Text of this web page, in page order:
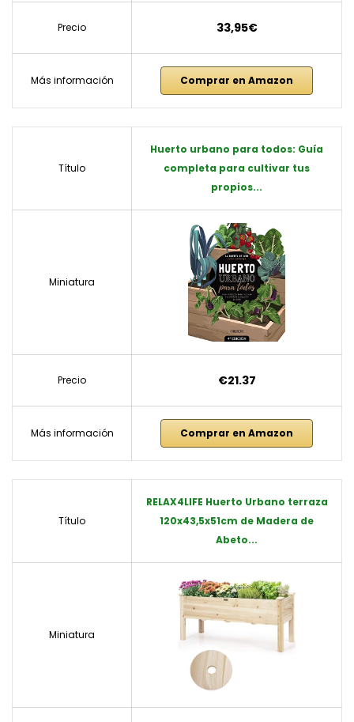
Precio 33,95€
Más información Comprar en Amazon
Título
Huerto urbano para todos: Guía
completa para cultivar tus
propios...
Miniatura
Precio €21.37
Más información Comprar en Amazon
Título
RELAX4LIFE Huerto Urbano terraza
120x43,5x51cm de Madera de
Abeto...
Miniatura